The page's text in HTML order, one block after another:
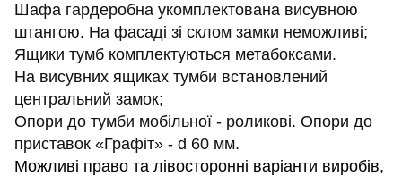
Шафа гардеробна укомплектована висувною
штангою. На фасаді зі склом замки неможливі;
Ящики тумб комплектуються метабоксами.
На висувних ящиках тумби встановлений
центральний замок;
Опори до тумби мобільної - роликові. Опори до
приставок «Графіт» - d 60 мм.
Можливі право та лівосторонні варіанти виробів,